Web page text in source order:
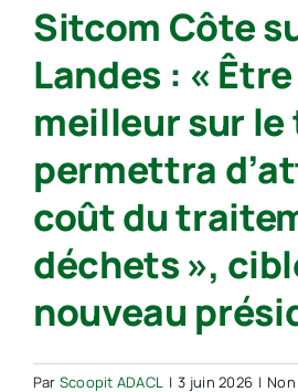
sud
son
alerte
pour
les
Sitcom Côte
Landes : «
meilleur sur le
permettra
coût du
déchets »,
nouveau
Par Scoopit ADACL | 3 juin 2026 |